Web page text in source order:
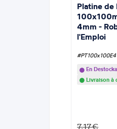
Platine de
4mm -
l'Emploi
#PT100x100E4
En
Livraison à
7.17€